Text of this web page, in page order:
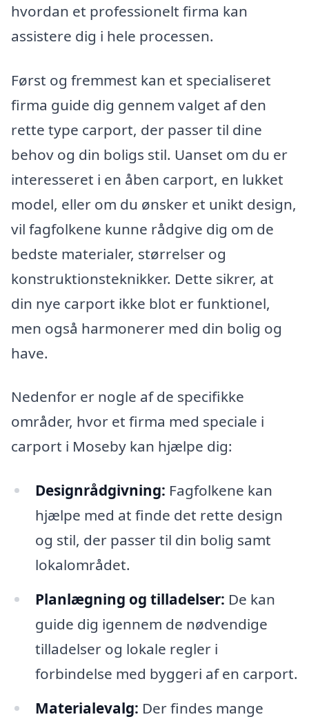
hvordan et professionelt firma kan
assistere dig i hele processen.
Først og fremmest kan et specialiseret
firma guide dig gennem valget af den
rette type carport, der passer til dine
behov og din boligs stil. Uanset om du er
interesseret i en åben carport, en lukket
model, eller om du ønsker et unikt design,
vil fagfolkene kunne rådgive dig om de
bedste materialer, størrelser og
konstruktionsteknikker. Dette sikrer, at
din nye carport ikke blot er funktionel,
men også harmonerer med din bolig og
have.
Nedenfor er nogle af de specifikke
områder, hvor et firma med speciale i
carport i Moseby kan hjælpe dig:
Designrådgivning: Fagfolkene kan
hjælpe med at finde det rette design
og stil, der passer til din bolig samt
lokalområdet.
Planlægning og tilladelser: De kan
guide dig igennem de nødvendige
tilladelser og lokale regler i
forbindelse med byggeri af en carport.
Materialevalg: Der findes mange